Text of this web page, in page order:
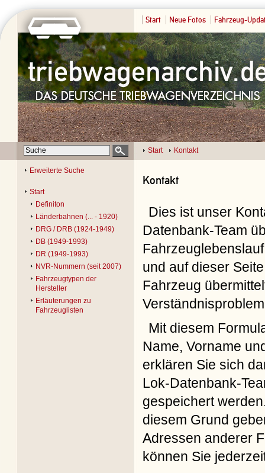
Start Neue Fotos Fahrzeug-
Start Kontakt
Erweiterte Suche
Start
Definiton
Länderbahnen (... - 1920)
DRG / DRB (1924-1949)
DB (1949-1993)
DR (1949-1993)
NVR-Nummern (seit 2007)
Fahrzeugtypen der
Hersteller
Erläuterungen zu
Fahrzeuglisten
Kontakt
Dies ist unser
Datenbank-Team
und auf dieser
Fahrzeug
Mit diesem
Name, Vorname
erklären Sie sich
Lok-Datenbank-
gespeichert
diesem Grund
Adressen anderer
können Sie